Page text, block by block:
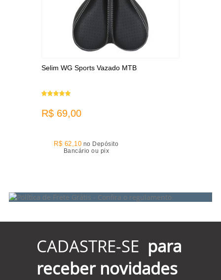
Selim WG Sports Vazado MTB
R$ 69,00
R$ 62,10 no Depósito
Bancário ou pix
CADASTRE-SE para
receber novidades